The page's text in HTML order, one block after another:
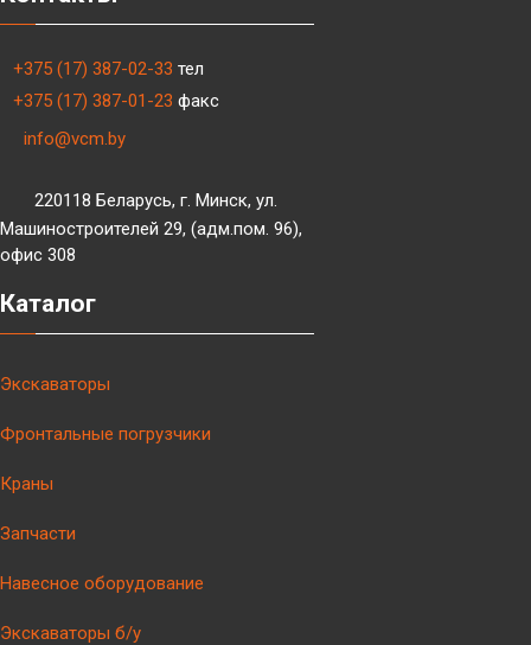
+375 (17) 387-02-33 тел
+375 (17) 387-01-23 факс
info@vcm.by
220118 Беларусь, г. Минск, ул.
Машиностроителей 29, (адм.пом. 96),
офис 308
Каталог
Экскаваторы
Фронтальные погрузчики
Краны
Запчасти
Навесное оборудование
Экскаваторы б/у